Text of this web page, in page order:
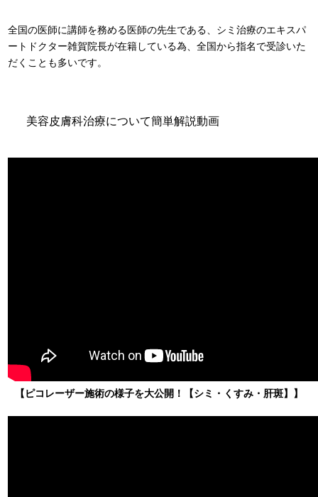
全国の医師に講師を務める医師の先生である、シミ治療のエキスパ
ートドクター雑賀院長が在籍している為、全国から指名で受診いた
だくことも多いです。
美容皮膚科治療について簡単解説動画
【ピコレーザー施術の様子を大公開！【シミ・くすみ・肝斑】】